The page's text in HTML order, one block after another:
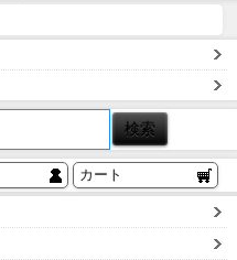
カート